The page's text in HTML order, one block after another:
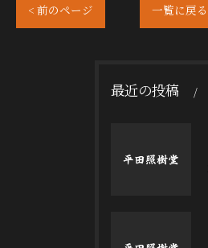
< 前のページ 一覧に戻る
最近の投稿